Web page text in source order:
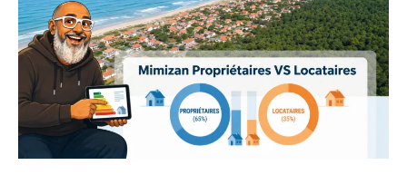
quand
vendre,
quand
acheter
—
le
guide
complet
2026